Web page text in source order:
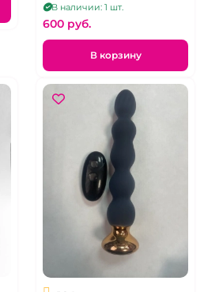
В наличии: 1 шт.
600 pуб.
В корзину